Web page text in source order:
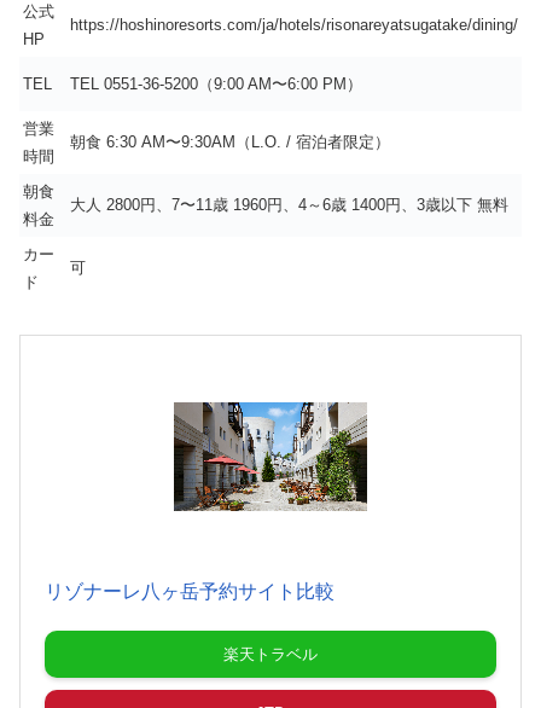
公式
HP
https://hoshinoresorts.com/ja/hotels/risonareyatsugatake/dining/
TEL TEL 0551-36-5200（9:00 AM〜6:00 PM）
営業
時間
朝食 6:30 AM〜9:30AM（L.O. / 宿泊者限定）
朝食
料金
大人 2800円、7〜11歳 1960円、4～6歳 1400円、3歳以下 無料
カー
ド
可
リゾナーレ八ヶ岳予約サイト比較
楽天トラベル